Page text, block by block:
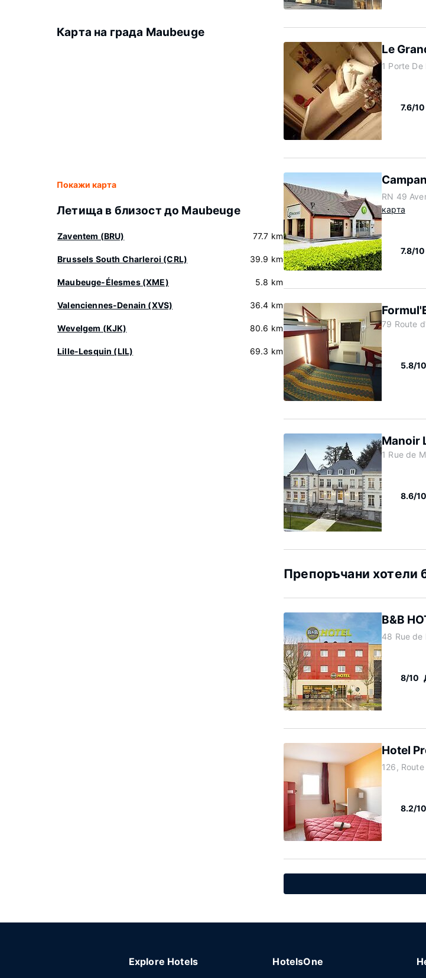
Карта на града Maubeuge
Покажи карта
Летища в близост до Maubeuge
Zaventem (BRU) 77.7 km
Brussels South Charleroi (CRL) 39.9 km
Maubeuge-Élesmes (XME) 5.8 km
Valenciennes-Denain (XVS) 36.4 km
Wevelgem (KJK) 80.6 km
Lille-Lesquin (LIL) 69.3 km
Le
1 Porte
7.6/10
RN 49
карта
7.8/10
79 Route
5.8/10
Manoir
1 Rue de
8.6/10
Препоръчани хотели
B&B
48 Rue de
8/10
Hotel
126,
8.2/10
Explore Hotels HotelsOne